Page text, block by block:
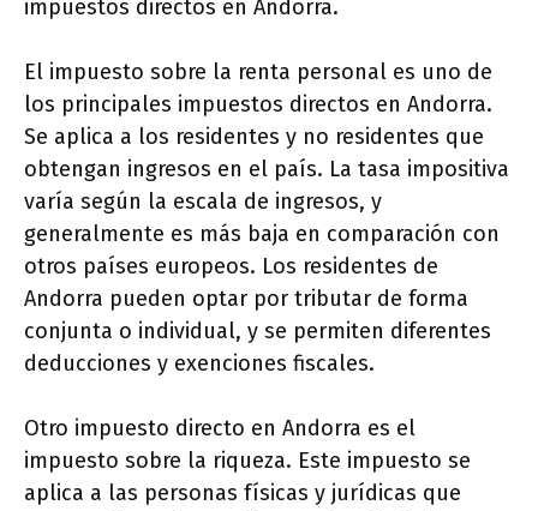
impuestos directos en Andorra.
El impuesto sobre la renta personal es uno de
los principales impuestos directos en Andorra.
Se aplica a los residentes y no residentes que
obtengan ingresos en el país. La tasa impositiva
varía según la escala de ingresos, y
generalmente es más baja en comparación con
otros países europeos. Los residentes de
Andorra pueden optar por tributar de forma
conjunta o individual, y se permiten diferentes
deducciones y exenciones fiscales.
Otro impuesto directo en Andorra es el
impuesto sobre la riqueza. Este impuesto se
aplica a las personas físicas y jurídicas que